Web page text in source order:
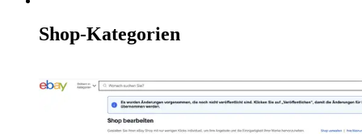
Shop-Kategorien